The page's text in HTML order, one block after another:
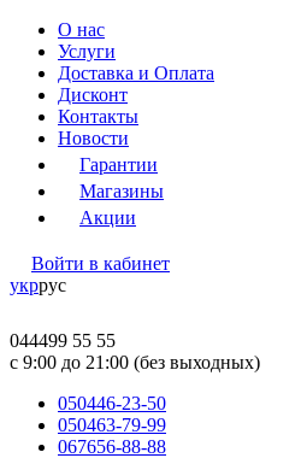
О нас
Услуги
Доставка и Оплата
Дисконт
Контакты
Новости
Гарантии
Магазины
Акции
Войти в кабинет
укррус
044499 55 55
c 9:00 до 21:00 (без выходных)
050446-23-50
050463-79-99
067656-88-88